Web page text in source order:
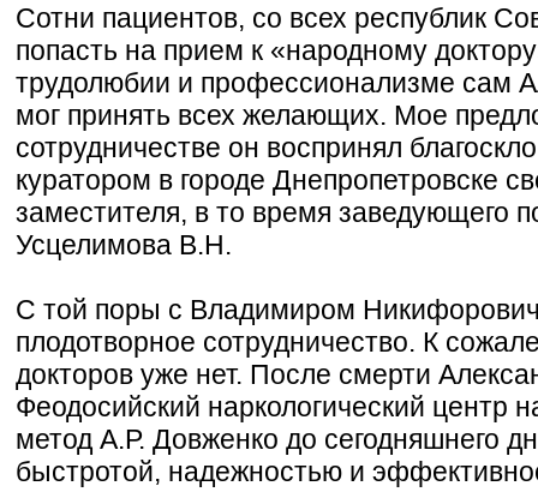
Сотни пациентов, со всех республик
попасть на прием к «народному
трудолюбии и профессионализме сам
мог принять всех желающих. Мое
сотрудничестве он воспринял
куратором в городе Днепропетровске
заместителя, в то время заведующего
Усцелимова В.Н.
С той поры с Владимиром
плодотворное сотрудничество. К
докторов уже нет. После смерти
Феодосийский наркологический центр
метод А.Р. Довженко до сегодняшнего
быстротой, надежностью и